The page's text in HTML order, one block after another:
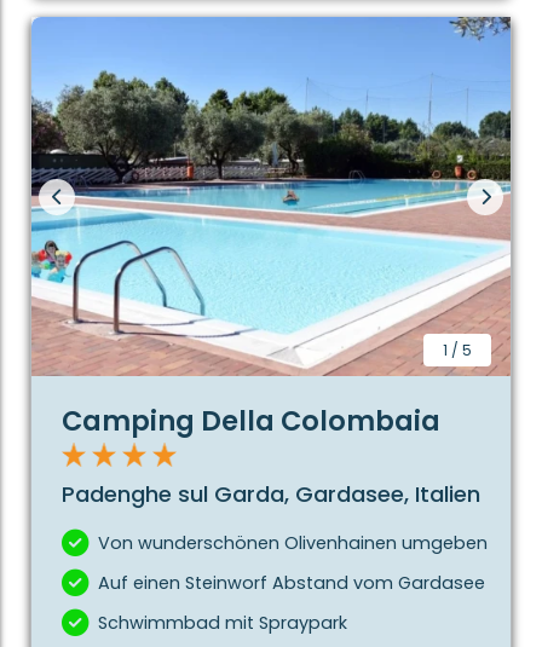
1 / 5
Camping Della Colombaia
Padenghe sul Garda, Gardasee, Italien
Von wunderschönen Olivenhainen umgeben
Auf einen Steinworf Abstand vom Gardasee
Schwimmbad mit Spraypark